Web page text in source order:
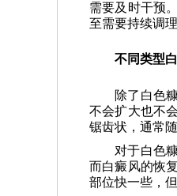
需要及时干预
至需要持续调
不同类型
除了白色
不会扩大也不
锯齿状，通常
对于白色
而白癜风的恢
部位快一些，